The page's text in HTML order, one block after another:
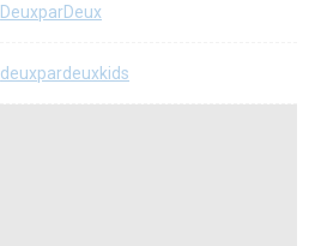
DeuxparDeux
deuxpardeuxkids